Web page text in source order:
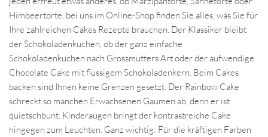
Himbeertorte, bei uns im Online-Shop finden Sie alles, was Sie für
Ihre zahlreichen Cakes Rezepte brauchen. Der Klassiker bleibt
der Schokoladenkuchen, ob der ganz einfache
Schokoladenkuchen nach Grossmutters Art oder der aufwendige
Chocolate Cake mit flüssigem Schokoladenkern. Beim Cakes
backen sind Ihnen keine Grenzen gesetzt. Der Rainbow Cake
schreckt so manchen Erwachsenen Gaumen ab, denn er ist
quietschbunt. Kinderaugen bringt der kontrastreiche Cake
hingegen zum Leuchten. Ganz wichtig: Für die kräftigen Farben